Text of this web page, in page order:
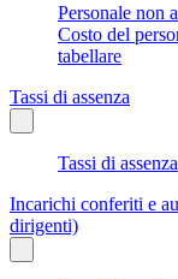
Personale non
Costo del
tabellare
Tassi di assenza
Tassi di assenza
Incarichi conferiti e
dirigenti)